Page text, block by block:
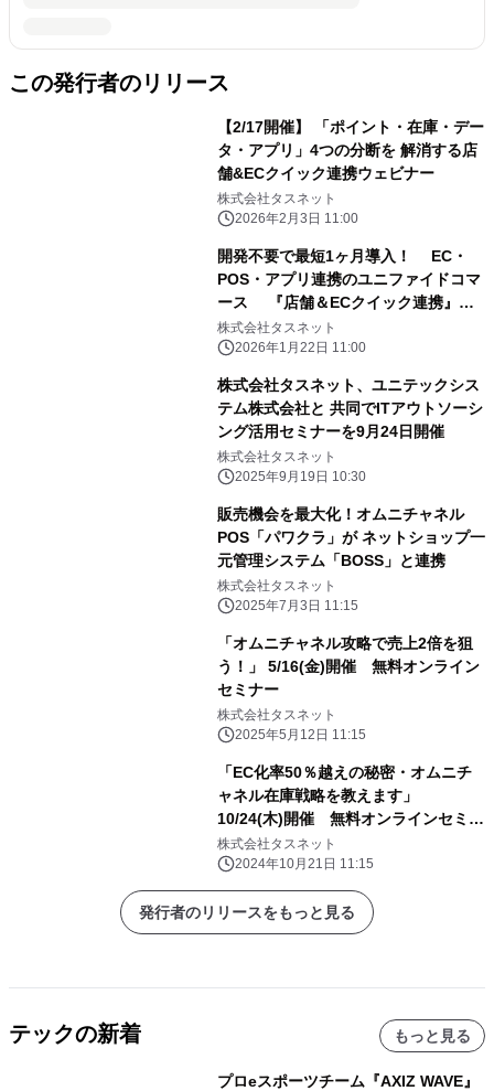
この発行者のリリース
【2/17開催】 「ポイント・在庫・デー
タ・アプリ」4つの分断を 解消する店
舗&ECクイック連携ウェビナー
株式会社タスネット
2026年2月3日 11:00
開発不要で最短1ヶ月導入！ EC・
POS・アプリ連携のユニファイドコマ
ース 『店舗＆ECクイック連携』提
供開始
株式会社タスネット
2026年1月22日 11:00
株式会社タスネット、ユニテックシス
テム株式会社と 共同でITアウトソーシ
ング活用セミナーを9月24日開催
株式会社タスネット
2025年9月19日 10:30
販売機会を最大化！オムニチャネル
POS「パワクラ」が ネットショップ一
元管理システム「BOSS」と連携
株式会社タスネット
2025年7月3日 11:15
「オムニチャネル攻略で売上2倍を狙
う！」 5/16(金)開催 無料オンライン
セミナー
株式会社タスネット
2025年5月12日 11:15
「EC化率50％越えの秘密・オムニチ
ャネル在庫戦略を教えます」
10/24(木)開催 無料オンラインセミナ
ー
株式会社タスネット
2024年10月21日 11:15
発行者のリリースをもっと見る
テックの新着 もっと見る
プロeスポーツチーム『AXIZ WAVE』